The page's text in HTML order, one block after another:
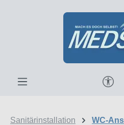
Zum Hauptinhalt springen
Sanitärinstallation WC-